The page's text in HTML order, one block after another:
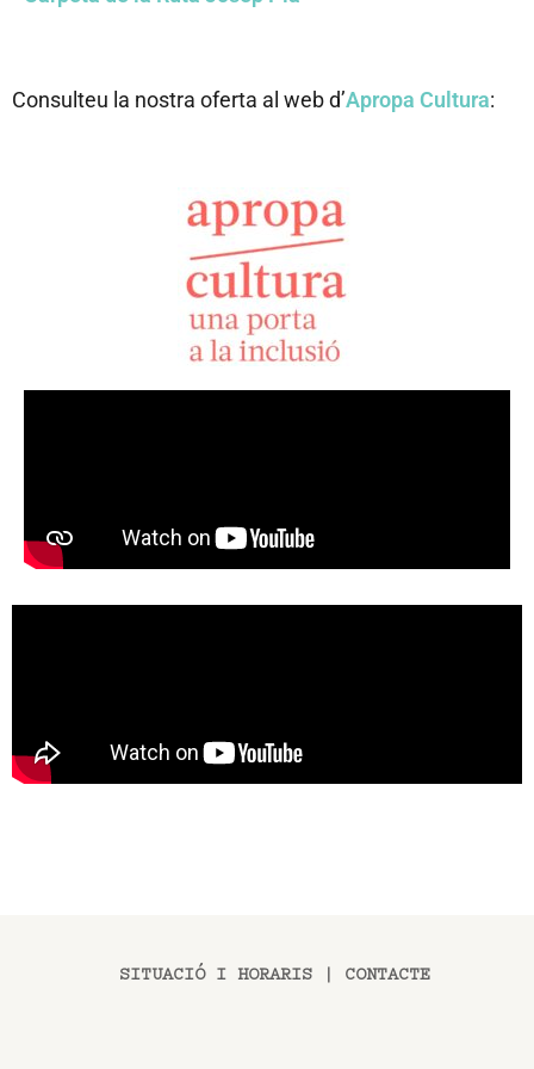
Consulteu la nostra oferta al web d’Apropa Cultura:
SITUACIÓ I HORARIS CONTACTE